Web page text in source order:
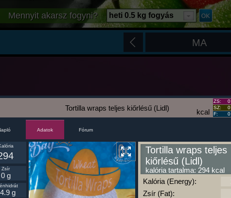
Mennyit akarsz fogyni? heti 0.5 kg fogyás
MA
kcal
Tortilla wraps teljes kiőrlésű (Lidl)
ZS:
0
SZ:
0
F:
0
Adatok Fórum
Zsír
0 g
g
Tortilla wraps teljes
kiőrlésű (Lidl)
kalória tartalma: 294 kcal
Kalória (Energy):
Zsír (Fat):